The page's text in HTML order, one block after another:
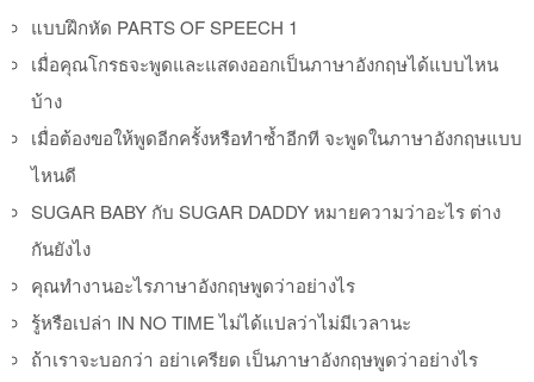
แบบฝึกหัด PARTS OF SPEECH 1
เมื่อคุณโกรธจะพูดและแสดงออกเป็นภาษาอังกฤษได้แบบไหน
บ้าง
เมื่อต้องขอให้พูดอีกครั้งหรือทำซ้ำอีกที จะพูดในภาษาอังกฤษแบบ
ไหนดี
SUGAR BABY กับ SUGAR DADDY หมายความว่าอะไร ต่าง
กันยังไง
คุณทำงานอะไรภาษาอังกฤษพูดว่าอย่างไร
รู้หรือเปล่า IN NO TIME ไม่ได้แปลว่าไม่มีเวลานะ
ถ้าเราจะบอกว่า อย่าเครียด เป็นภาษาอังกฤษพูดว่าอย่างไร